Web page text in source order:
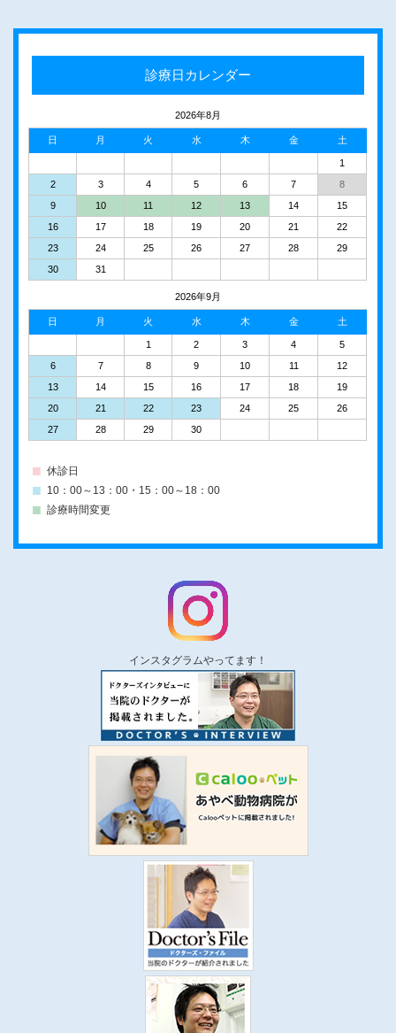
診療日カレンダー
2026年8月
日 月 火 水 木 金 土
1
2
3 4 5 6 7
8
9
10 11 12 13 14
15
16
17 18 19 20 21
22
23
24 25 26 27 28
29
30
31
2026年9月
日 月 火 水 木 金 土
1 2 3 4
5
6
7 8 9 10 11
12
13
14 15 16 17 18
19
20
21 22 23 24 25
26
27
28 29 30
休診日
10：00～13：00・15：00～18：00
診療時間変更
インスタグラムやってます！